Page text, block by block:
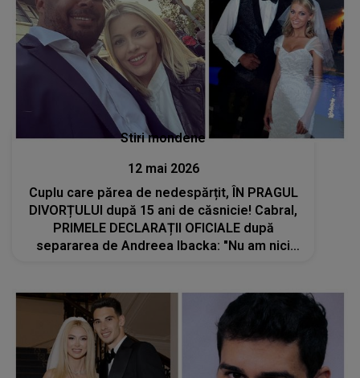
Stiri mondene
12 mai 2026
Cuplu care părea de nedespărțit, ÎN PRAGUL
DIVORȚULUI după 15 ani de căsnicie! Cabral,
PRIMELE DECLARAȚII OFICIALE după
separarea de Andreea Ibacka: "Nu am nici